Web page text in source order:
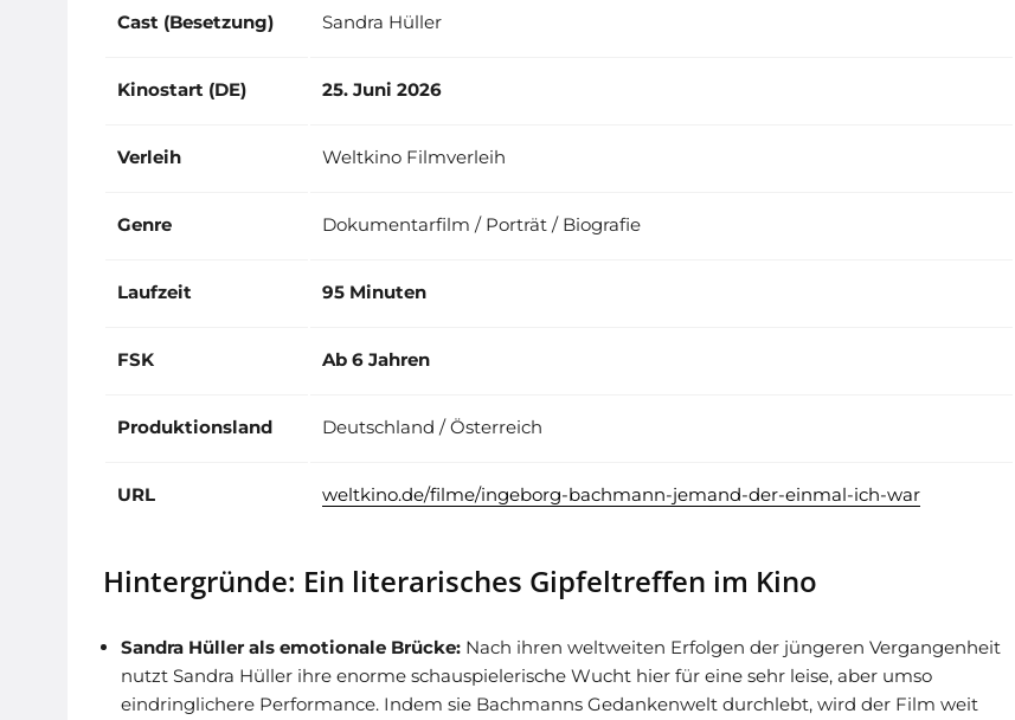
Cast (Besetzung) Sandra Hüller
Kinostart (DE) 25. Juni 2026
Verleih Weltkino Filmverleih
Genre Dokumentarfilm / Porträt / Biografie
Laufzeit 95 Minuten
FSK Ab 6 Jahren
Produktionsland Deutschland / Österreich
URL weltkino.de/filme/ingeborg-bachmann-jemand-der-einmal-ich-war
Hintergründe: Ein literarisches Gipfeltreffen im Kino
Sandra Hüller als emotionale Brücke: Nach ihren weltweiten Erfolgen der jüngeren Vergangenheit
nutzt Sandra Hüller ihre enorme schauspielerische Wucht hier für eine sehr leise, aber umso
eindringlichere Performance. Indem sie Bachmanns Gedankenwelt durchlebt, wird der Film weit